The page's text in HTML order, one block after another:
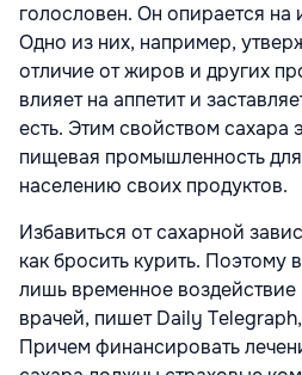
голословен. Он опирается на
Одно из них, например,
отличие от жиров и других
влияет на аппетит и
есть. Этим свойством сахара
пищевая промышленность
населению своих продуктов.
Избавиться от сахарной
как бросить курить. Поэтому
лишь временное воздействие
врачей, пишет Daily
Причем финансировать